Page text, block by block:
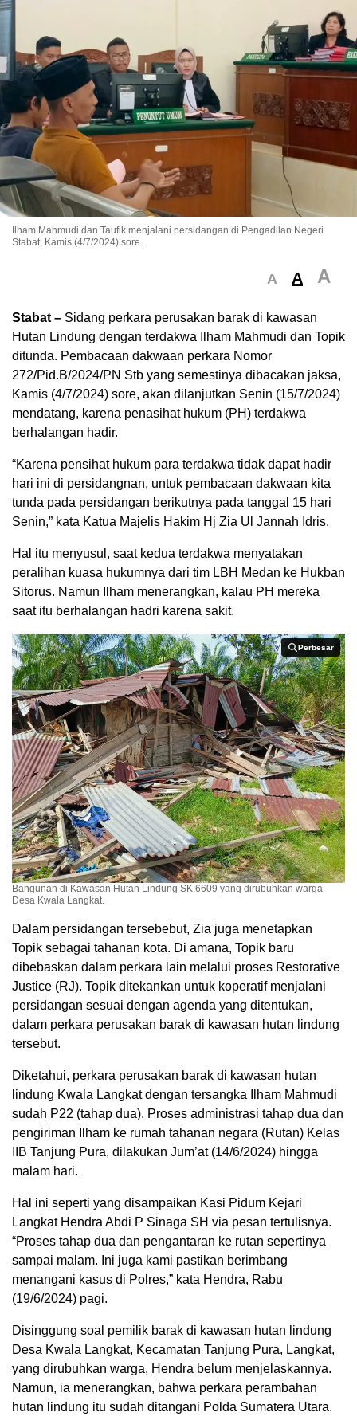
Ilham Mahmudi dan Taufik menjalani persidangan di Pengadilan Negeri
Stabat, Kamis (4/7/2024) sore.
A A A
Stabat – Sidang perkara perusakan barak di kawasan
Hutan Lindung dengan terdakwa Ilham Mahmudi dan Topik
ditunda. Pembacaan dakwaan perkara Nomor
272/Pid.B/2024/PN Stb yang semestinya dibacakan jaksa,
Kamis (4/7/2024) sore, akan dilanjutkan Senin (15/7/2024)
mendatang, karena penasihat hukum (PH) terdakwa
berhalangan hadir.
“Karena pensihat hukum para terdakwa tidak dapat hadir
hari ini di persidangnan, untuk pembacaan dakwaan kita
tunda pada persidangan berikutnya pada tanggal 15 hari
Senin,” kata Katua Majelis Hakim Hj Zia Ul Jannah Idris.
Hal itu menyusul, saat kedua terdakwa menyatakan
peralihan kuasa hukumnya dari tim LBH Medan ke Hukban
Sitorus. Namun Ilham menerangkan, kalau PH mereka
saat itu berhalangan hadri karena sakit.
Perbesar
Perbesar
Bangunan di Kawasan Hutan Lindung SK.6609 yang dirubuhkan warga
Desa Kwala Langkat.
Dalam persidangan tersebebut, Zia juga menetapkan
Topik sebagai tahanan kota. Di amana, Topik baru
dibebaskan dalam perkara lain melalui proses Restorative
Justice (RJ). Topik ditekankan untuk koperatif menjalani
persidangan sesuai dengan agenda yang ditentukan,
dalam perkara perusakan barak di kawasan hutan lindung
tersebut.
Diketahui, perkara perusakan barak di kawasan hutan
lindung Kwala Langkat dengan tersangka Ilham Mahmudi
sudah P22 (tahap dua). Proses administrasi tahap dua dan
pengiriman Ilham ke rumah tahanan negara (Rutan) Kelas
IIB Tanjung Pura, dilakukan Jum’at (14/6/2024) hingga
malam hari.
Hal ini seperti yang disampaikan Kasi Pidum Kejari
Langkat Hendra Abdi P Sinaga SH via pesan tertulisnya.
“Proses tahap dua dan pengantaran ke rutan sepertinya
sampai malam. Ini juga kami pastikan berimbang
menangani kasus di Polres,” kata Hendra, Rabu
(19/6/2024) pagi.
Disinggung soal pemilik barak di kawasan hutan lindung
Desa Kwala Langkat, Kecamatan Tanjung Pura, Langkat,
yang dirubuhkan warga, Hendra belum menjelaskannya.
Namun, ia menerangkan, bahwa perkara perambahan
hutan lindung itu sudah ditangani Polda Sumatera Utara.